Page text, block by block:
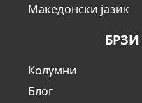
Македонски јазик
Колумни
Блог